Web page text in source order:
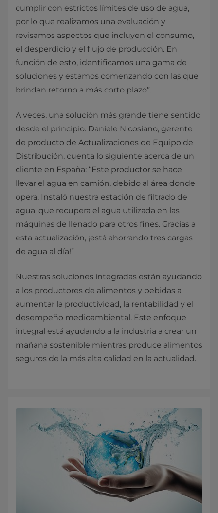
cumplir con estrictos límites de uso de agua,
por lo que realizamos una evaluación y
revisamos aspectos que incluyen el consumo,
el desperdicio y el flujo de producción. En
función de esto, identificamos una gama de
soluciones y estamos comenzando con las que
brindan retorno a más corto plazo”.
A veces, una solución más grande tiene sentido
desde el principio. Daniele Nicosiano, gerente
de producto de Actualizaciones de Equipo de
Distribución, cuenta lo siguiente acerca de un
cliente en España: “Este productor se hace
llevar el agua en camión, debido al área donde
opera. Instaló nuestra estación de filtrado de
agua, que recupera el agua utilizada en las
máquinas de llenado para otros fines. Gracias a
esta actualización, ¡está ahorrando tres cargas
de agua al día!”
Nuestras soluciones integradas están ayudando
a los productores de alimentos y bebidas a
aumentar la productividad, la rentabilidad y el
desempeño medioambiental. Este enfoque
integral está ayudando a la industria a crear un
mañana sostenible mientras produce alimentos
seguros de la más alta calidad en la actualidad.